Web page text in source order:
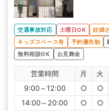
交通事故対応 土曜日OK 妊婦
キッズスペース有
予約優先制
無料相談OK
お見舞金
営業時間 月 火
9:00～12:00
○ ○
14:00～20:00
○ ○